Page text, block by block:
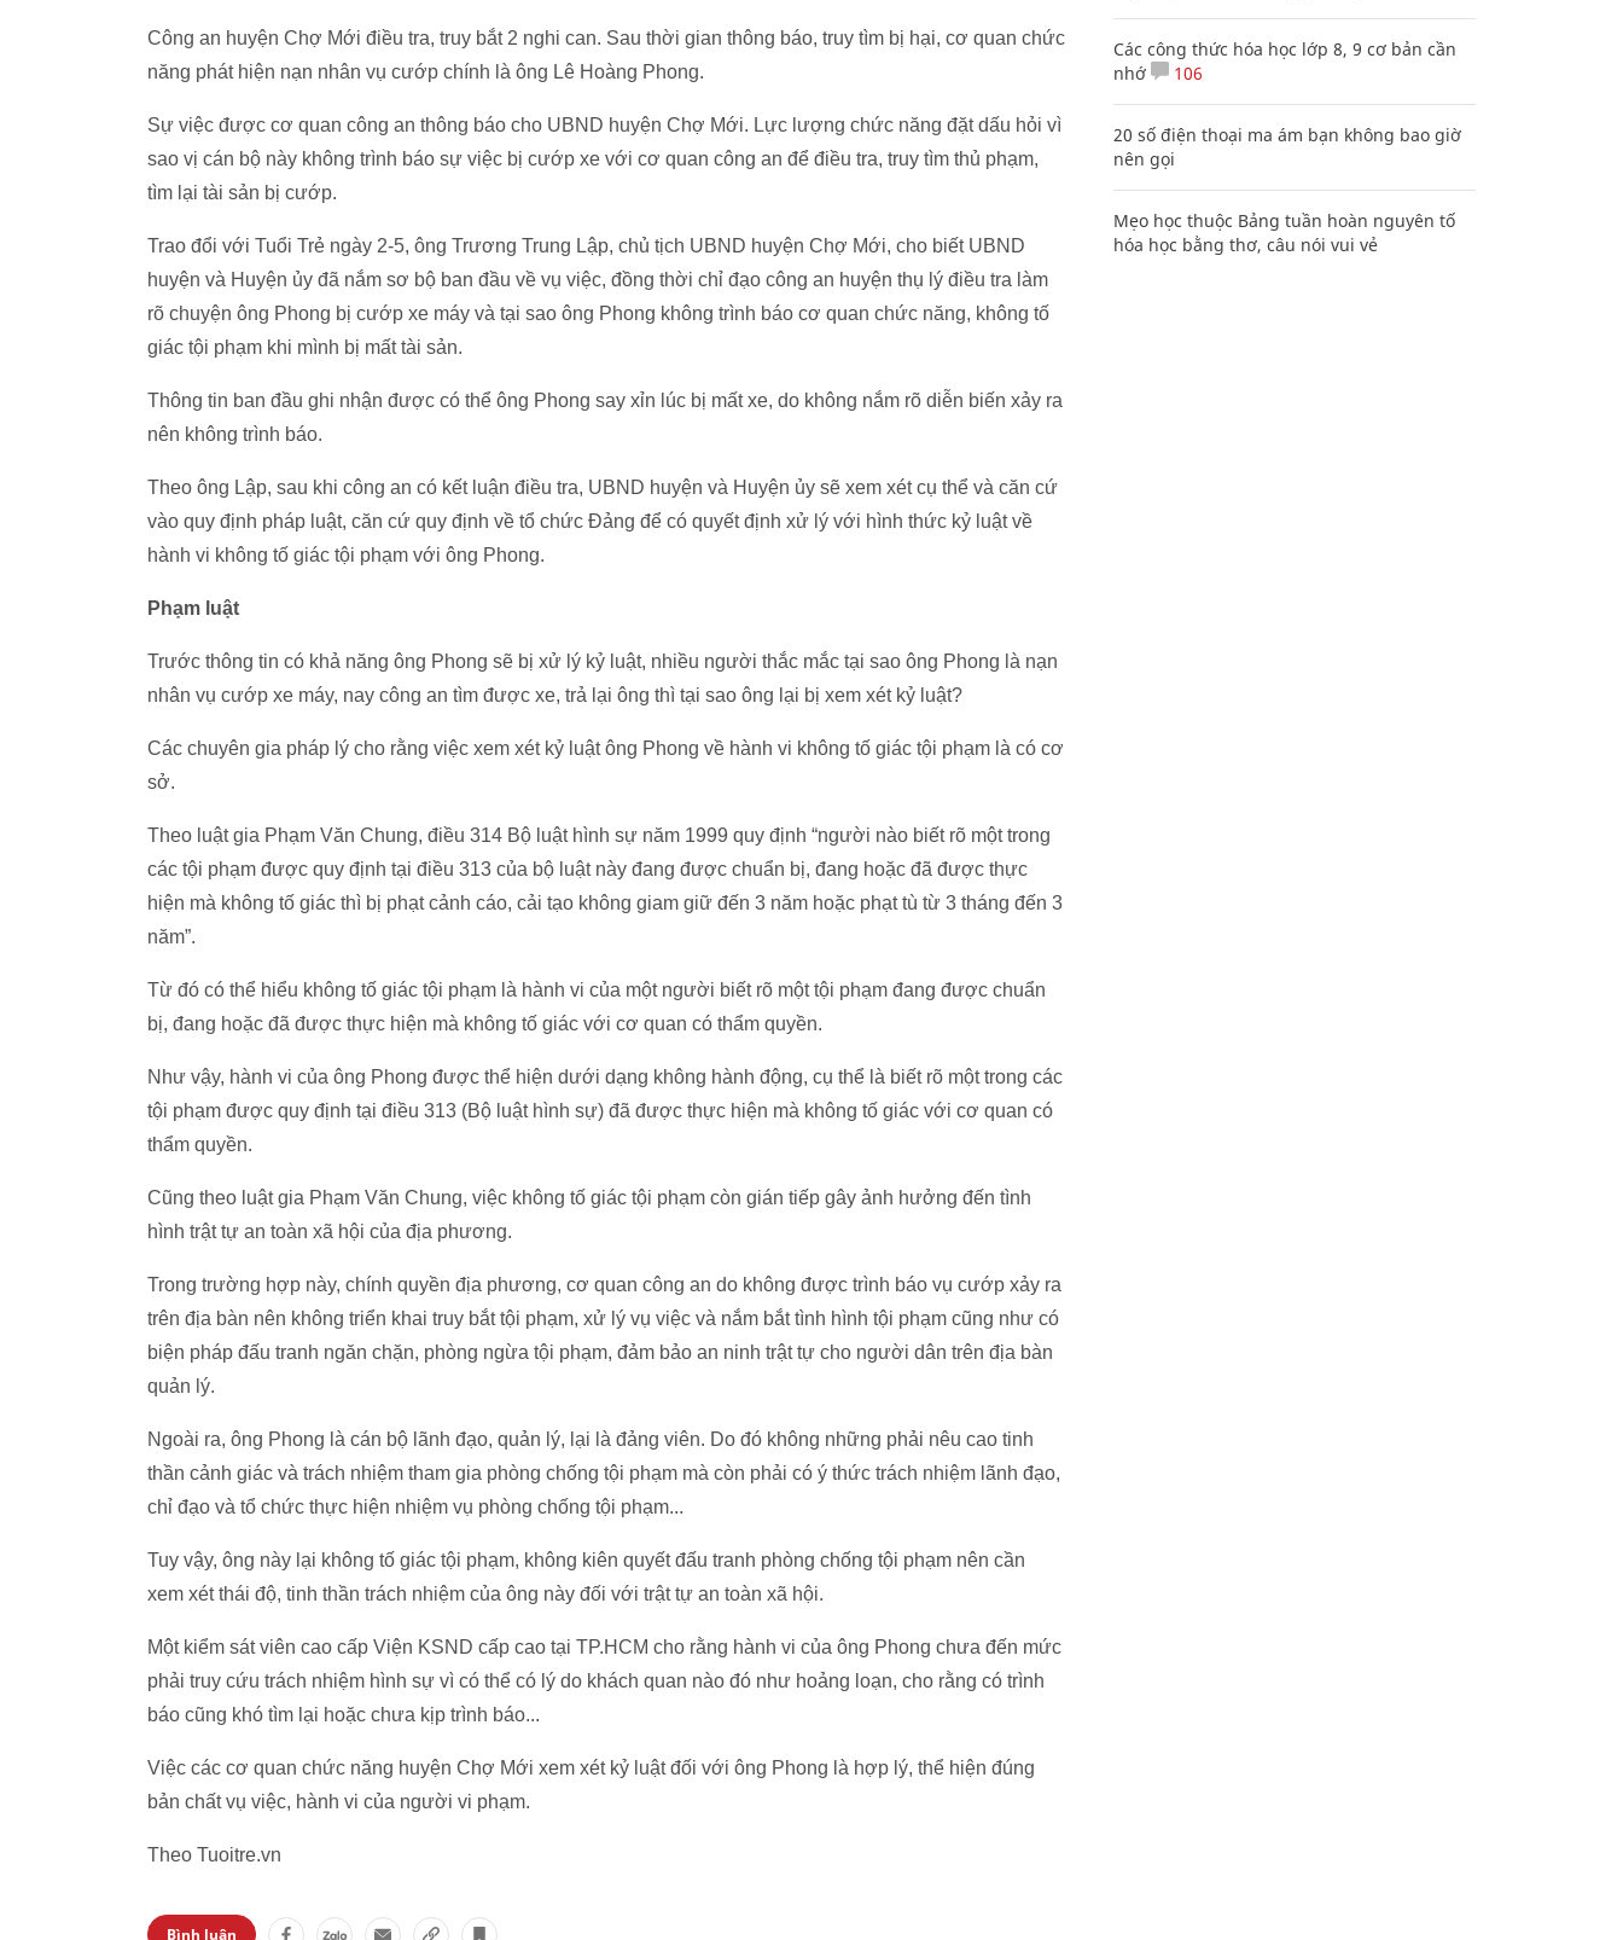
Công an huyện Chợ Mới điều tra, truy bắt 2 nghi can. Sau thời gian thông báo, truy tìm bị hại, cơ quan chức
năng phát hiện nạn nhân vụ cướp chính là ông Lê Hoàng Phong.
Sự việc được cơ quan công an thông báo cho UBND huyện Chợ Mới. Lực lượng chức năng đặt dấu hỏi vì
sao vị cán bộ này không trình báo sự việc bị cướp xe với cơ quan công an để điều tra, truy tìm thủ phạm,
tìm lại tài sản bị cướp.
Trao đổi với Tuổi Trẻ ngày 2-5, ông Trương Trung Lập, chủ tịch UBND huyện Chợ Mới, cho biết UBND
huyện và Huyện ủy đã nắm sơ bộ ban đầu về vụ việc, đồng thời chỉ đạo công an huyện thụ lý điều tra làm
rõ chuyện ông Phong bị cướp xe máy và tại sao ông Phong không trình báo cơ quan chức năng, không tố
giác tội phạm khi mình bị mất tài sản.
Thông tin ban đầu ghi nhận được có thể ông Phong say xỉn lúc bị mất xe, do không nắm rõ diễn biến xảy ra
nên không trình báo.
Theo ông Lập, sau khi công an có kết luận điều tra, UBND huyện và Huyện ủy sẽ xem xét cụ thể và căn cứ
vào quy định pháp luật, căn cứ quy định về tổ chức Đảng để có quyết định xử lý với hình thức kỷ luật về
hành vi không tố giác tội phạm với ông Phong.
Phạm luật
Trước thông tin có khả năng ông Phong sẽ bị xử lý kỷ luật, nhiều người thắc mắc tại sao ông Phong là nạn
nhân vụ cướp xe máy, nay công an tìm được xe, trả lại ông thì tại sao ông lại bị xem xét kỷ luật?
Các chuyên gia pháp lý cho rằng việc xem xét kỷ luật ông Phong về hành vi không tố giác tội phạm là có cơ
sở.
Theo luật gia Phạm Văn Chung, điều 314 Bộ luật hình sự năm 1999 quy định “người nào biết rõ một trong
các tội phạm được quy định tại điều 313 của bộ luật này đang được chuẩn bị, đang hoặc đã được thực
hiện mà không tố giác thì bị phạt cảnh cáo, cải tạo không giam giữ đến 3 năm hoặc phạt tù từ 3 tháng đến 3
năm”.
Từ đó có thể hiểu không tố giác tội phạm là hành vi của một người biết rõ một tội phạm đang được chuẩn
bị, đang hoặc đã được thực hiện mà không tố giác với cơ quan có thẩm quyền.
Như vậy, hành vi của ông Phong được thể hiện dưới dạng không hành động, cụ thể là biết rõ một trong các
tội phạm được quy định tại điều 313 (Bộ luật hình sự) đã được thực hiện mà không tố giác với cơ quan có
thẩm quyền.
Cũng theo luật gia Phạm Văn Chung, việc không tố giác tội phạm còn gián tiếp gây ảnh hưởng đến tình
hình trật tự an toàn xã hội của địa phương.
Trong trường hợp này, chính quyền địa phương, cơ quan công an do không được trình báo vụ cướp xảy ra
trên địa bàn nên không triển khai truy bắt tội phạm, xử lý vụ việc và nắm bắt tình hình tội phạm cũng như có
biện pháp đấu tranh ngăn chặn, phòng ngừa tội phạm, đảm bảo an ninh trật tự cho người dân trên địa bàn
quản lý.
Ngoài ra, ông Phong là cán bộ lãnh đạo, quản lý, lại là đảng viên. Do đó không những phải nêu cao tinh
thần cảnh giác và trách nhiệm tham gia phòng chống tội phạm mà còn phải có ý thức trách nhiệm lãnh đạo,
chỉ đạo và tổ chức thực hiện nhiệm vụ phòng chống tội phạm...
Tuy vậy, ông này lại không tố giác tội phạm, không kiên quyết đấu tranh phòng chống tội phạm nên cần
xem xét thái độ, tinh thần trách nhiệm của ông này đối với trật tự an toàn xã hội.
Một kiểm sát viên cao cấp Viện KSND cấp cao tại TP.HCM cho rằng hành vi của ông Phong chưa đến mức
phải truy cứu trách nhiệm hình sự vì có thể có lý do khách quan nào đó như hoảng loạn, cho rằng có trình
báo cũng khó tìm lại hoặc chưa kịp trình báo...
Việc các cơ quan chức năng huyện Chợ Mới xem xét kỷ luật đối với ông Phong là hợp lý, thể hiện đúng
bản chất vụ việc, hành vi của người vi phạm.
Theo Tuoitre.vn
Bình luận
Các công thức hóa học lớp 8, 9 cơ bản cần
nhớ
106
20 số điện thoại ma ám bạn không bao giờ
nên gọi
Mẹo học thuộc Bảng tuần hoàn nguyên tố
hóa học bằng thơ, câu nói vui vẻ